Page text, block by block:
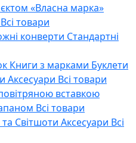
«Власна марка»
Всі товари
конверти Стандартні
Книги з марками Буклети
Аксесуари Всі товари
вставкою
Всі товари
та Світшоти Аксесуари Всі